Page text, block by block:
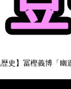
歴史】冨樫義博「